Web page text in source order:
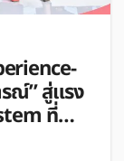
ณ์” สู่แรง
ที่
ขาย